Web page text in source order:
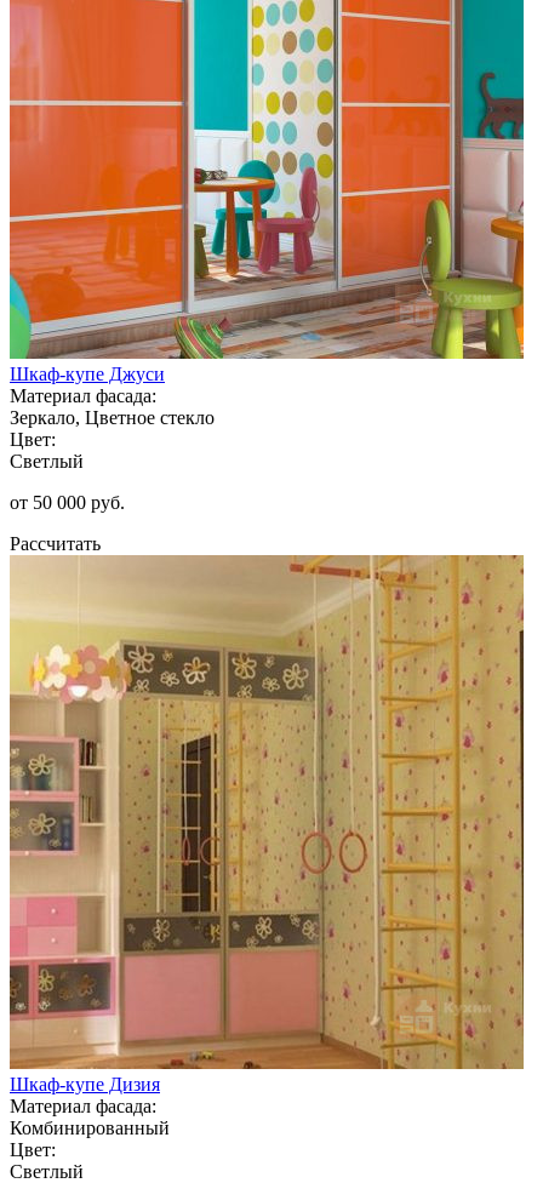
Шкаф-купе Джуси
Материал фасада:
Зеркало, Цветное стекло
Цвет:
Светлый
от 50 000 руб.
Рассчитать
Шкаф-купе Дизия
Материал фасада:
Комбинированный
Цвет:
Светлый